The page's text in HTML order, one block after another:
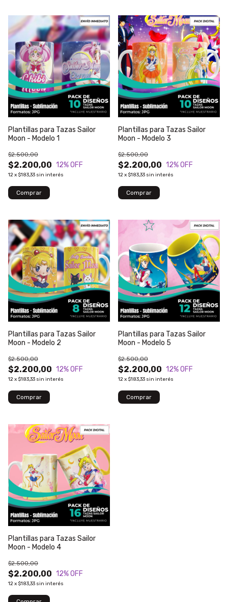
Plantillas para Tazas Sailor
Moon - Modelo 1
$2.200,00
$2.500,00
12% OFF
12x $183,33 sin interés
Plantillas para Tazas Sailor
Moon - Modelo 3
$2.200,00
$2.500,00
12% OFF
12x $183,33 sin interés
Plantillas para Tazas Sailor
Moon - Modelo 2
$2.200,00
$2.500,00
12% OFF
12x $183,33 sin interés
Plantillas para Tazas Sailor
Moon - Modelo 5
$2.200,00
$2.500,00
12% OFF
12x $183,33 sin interés
Plantillas para Tazas Sailor
Moon - Modelo 4
$2.200,00
$2.500,00
12% OFF
12x $183,33 sin interés